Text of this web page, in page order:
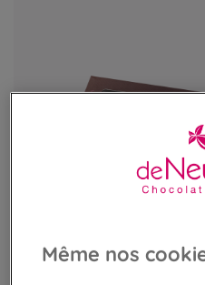
Coffret 42
Même nos